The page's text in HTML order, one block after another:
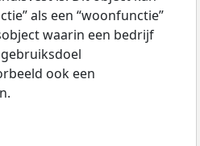
als een “woonfunctie”
waarin een bedrijf
ook een